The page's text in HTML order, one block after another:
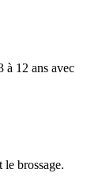
à 12 ans avec
brossage.